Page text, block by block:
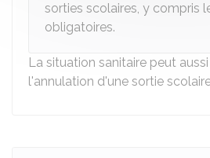
sorties scolaires, y compris
obligatoires.
La situation sanitaire peut
l'annulation d'une sortie